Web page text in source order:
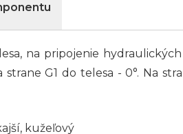
na pripojenie
G1 do telesa - 0°. Na
kužeľový